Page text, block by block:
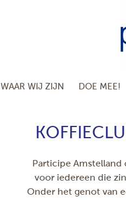
WAAR WIJ ZIJN DOE MEE!
Participe Amstelland
voor iedereen die
Onder het genot van